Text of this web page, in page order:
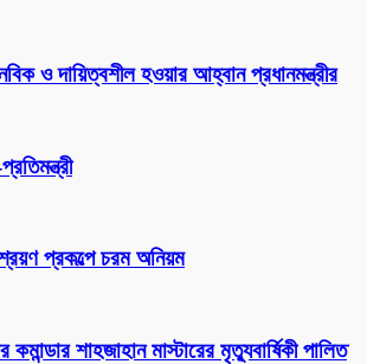
ও দায়িত্বশীল হওয়ার আহ্বান প্রধানমন্ত্রীর
প্রকল্পে চরম অনিয়ম
শাহজাহান মাস্টারের মৃত্যুবার্ষিকী পালিত